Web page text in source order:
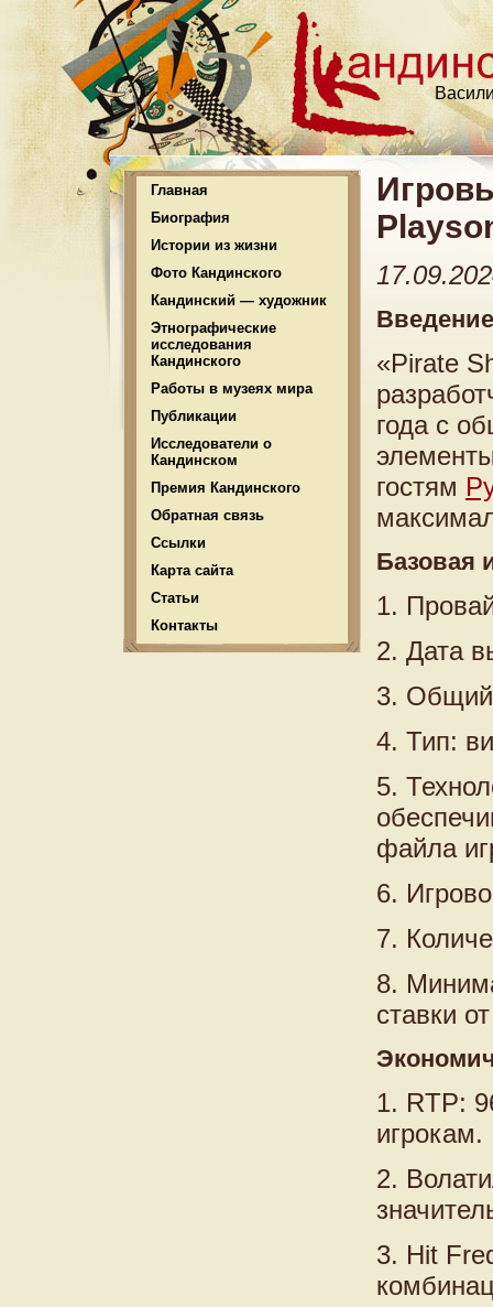
Главная
Биография
Истории из жизни
Фото Кандинского
Кандинский — художник
Этнографические
исследования
Кандинского
Работы в музеях мира
Публикации
Исследователи о
Кандинском
Премия Кандинского
Обратная связь
Ссылки
Карта сайта
Статьи
Контакты
Введение
«Pirate
года с
гостям
Базовая
1.
2. Дата
3. Общий
4. Тип:
5.
файла
6.
7.
8.
ставки
1. RTP:
игрокам.
2.
3. Hit